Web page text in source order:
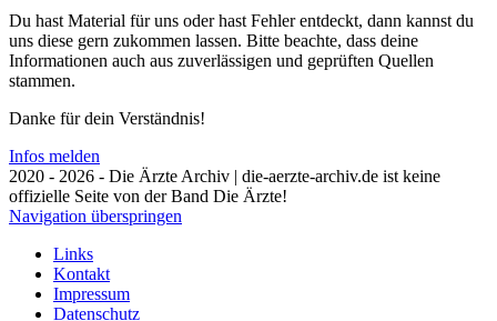
Du hast Material für uns oder hast Fehler entdeckt, dann kannst du
uns diese gern zukommen lassen. Bitte beachte, dass deine
Informationen auch aus zuverlässigen und geprüften Quellen
stammen.
Danke für dein Verständnis!
Infos melden
2020 - 2026 - Die Ärzte Archiv | die-aerzte-archiv.de ist keine
offizielle Seite von der Band Die Ärzte!
Navigation überspringen
Links
Kontakt
Impressum
Datenschutz